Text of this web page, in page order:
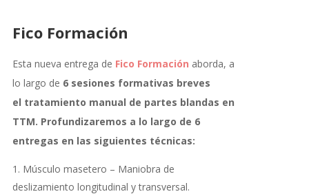
Fico Formación
Esta nueva entrega de Fico Formación aborda, a
lo largo de 6 sesiones formativas breves
el tratamiento manual de partes blandas en
TTM. Profundizaremos a lo largo de 6
entregas en las siguientes técnicas:
Músculo masetero – Maniobra de
deslizamiento longitudinal y transversal.